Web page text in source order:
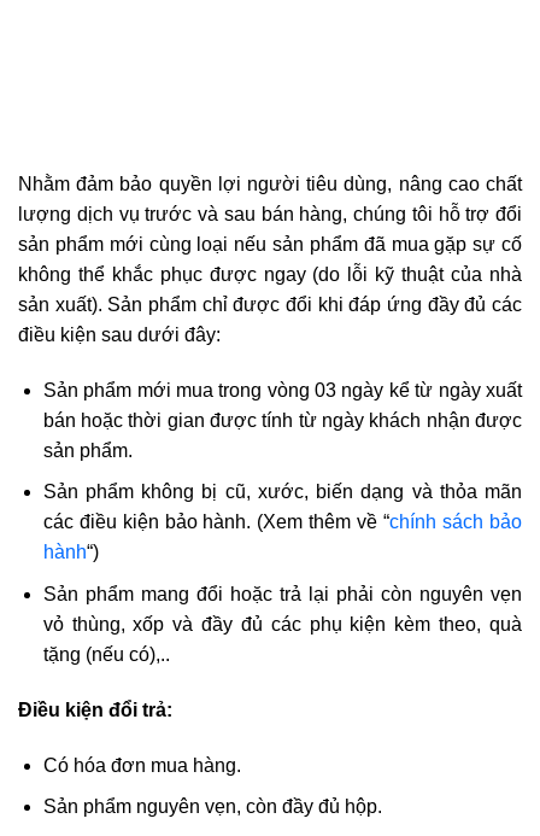
Nhằm đảm bảo quyền lợi người tiêu dùng, nâng cao chất
lượng dịch vụ trước và sau bán hàng, chúng tôi hỗ trợ đổi
sản phẩm mới cùng loại nếu sản phẩm đã mua gặp sự cố
không thể khắc phục được ngay (do lỗi kỹ thuật của nhà
sản xuất). Sản phẩm chỉ được đổi khi đáp ứng đầy đủ các
điều kiện sau dưới đây:
Sản phẩm mới mua trong vòng 03 ngày kể từ ngày xuất
bán hoặc thời gian được tính từ ngày khách nhận được
sản phẩm.
Sản phẩm không bị cũ, xước, biến dạng và thỏa mãn
các điều kiện bảo hành. (Xem thêm về “chính sách bảo
hành“)
Sản phẩm mang đổi hoặc trả lại phải còn nguyên vẹn
vỏ thùng, xốp và đầy đủ các phụ kiện kèm theo, quà
tặng (nếu có),..
Điều kiện đổi trả:
Có hóa đơn mua hàng.
Sản phẩm nguyên vẹn, còn đầy đủ hộp.